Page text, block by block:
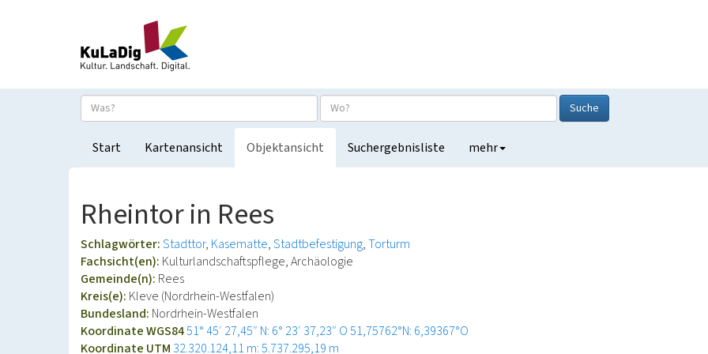
Suche
Start Kartenansicht Objektansicht Suchergebnisliste mehr
Rheintor in Rees
Schlagwörter:Stadttor Kasematte Stadtbefestigung Torturm
Fachsicht(en): Kulturlandschaftspflege, Archäologie
Gemeinde(n): Rees
Kreis(e): Kleve (Nordrhein-Westfalen)
Bundesland: Nordrhein-Westfalen
Koordinate WGS8451° 45′ 27,45″ N: 6° 23′ 37,23″ O51,75762°N: 6,39367°O
Koordinate UTM 32.320.124,11 m: 5.737.295,19 m